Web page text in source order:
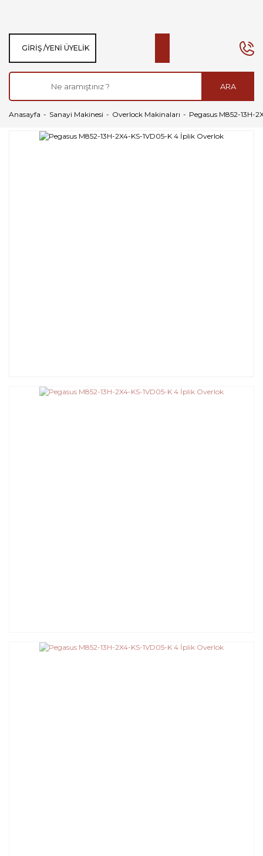
ARA
GIRIŞ /YENI ÜYELIK
Anasayfa Sanayi Makinesi Overlock Makinaları Pegasus M852-13H-